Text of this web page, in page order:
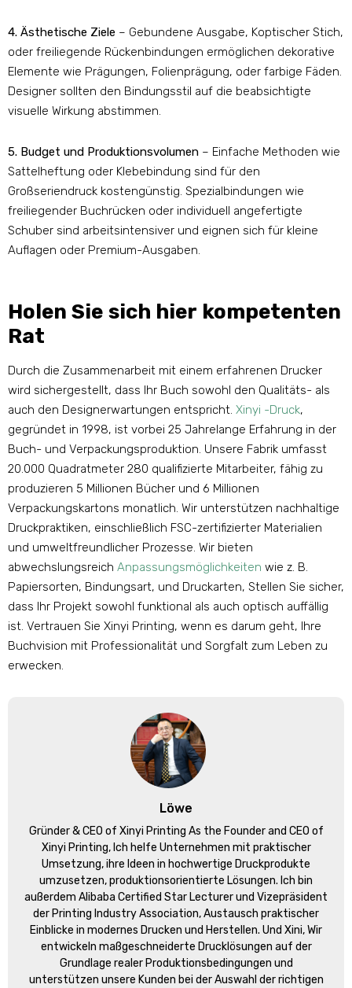
4. Ästhetische Ziele – Gebundene Ausgabe, Koptischer Stich,
oder freiliegende Rückenbindungen ermöglichen dekorative
Elemente wie Prägungen, Folienprägung, oder farbige Fäden.
Designer sollten den Bindungsstil auf die beabsichtigte
visuelle Wirkung abstimmen.
5. Budget und Produktionsvolumen – Einfache Methoden wie
Sattelheftung oder Klebebindung sind für den
Großseriendruck kostengünstig. Spezialbindungen wie
freiliegender Buchrücken oder individuell angefertigte
Schuber sind arbeitsintensiver und eignen sich für kleine
Auflagen oder Premium-Ausgaben.
Holen Sie sich hier kompetenten
Rat
Durch die Zusammenarbeit mit einem erfahrenen Drucker
wird sichergestellt, dass Ihr Buch sowohl den Qualitäts- als
auch den Designerwartungen entspricht. Xinyi -Druck,
gegründet in 1998, ist vorbei 25 Jahrelange Erfahrung in der
Buch- und Verpackungsproduktion. Unsere Fabrik umfasst
20.000 Quadratmeter 280 qualifizierte Mitarbeiter, fähig zu
produzieren 5 Millionen Bücher und 6 Millionen
Verpackungskartons monatlich. Wir unterstützen nachhaltige
Druckpraktiken, einschließlich FSC-zertifizierter Materialien
und umweltfreundlicher Prozesse. Wir bieten
abwechslungsreich Anpassungsmöglichkeiten wie z. B.
Papiersorten, Bindungsart, und Druckarten, Stellen Sie sicher,
dass Ihr Projekt sowohl funktional als auch optisch auffällig
ist. Vertrauen Sie Xinyi Printing, wenn es darum geht, Ihre
Buchvision mit Professionalität und Sorgfalt zum Leben zu
erwecken.
Löwe
Gründer &CEO of Xinyi Printing As the Founder and CEO of
Xinyi Printing, Ich helfe Unternehmen mit praktischer
Umsetzung, ihre Ideen in hochwertige Druckprodukte
umzusetzen, produktionsorientierte Lösungen. Ich bin
außerdem Alibaba Certified Star Lecturer und Vizepräsident
der Printing Industry Association, Austausch praktischer
Einblicke in modernes Drucken und Herstellen. Und Xini, Wir
entwickeln maßgeschneiderte Drucklösungen auf der
Grundlage realer Produktionsbedingungen und
unterstützen unsere Kunden bei der Auswahl der richtigen